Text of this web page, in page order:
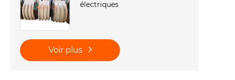
électriques
Voir plus